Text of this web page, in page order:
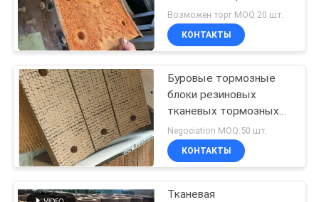
обкладки тормоза
Промышленная
обкладка тормоза
блока Бурильная
установка тормозный
блок Водитель
Возможен торг MOQ:20 шт.
КОНТАКТЫ
Буровые тормозные
блоки резиновых
тканевых тормозных
блоков
Negociation MOQ:50 шт.
КОНТАКТЫ
Тканевая